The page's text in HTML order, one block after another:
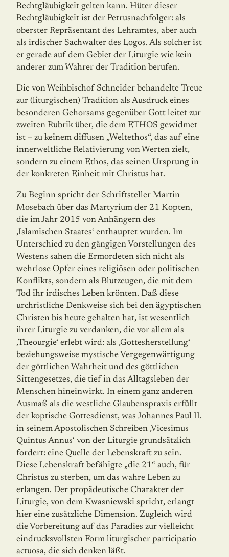
Rechtgläubigkeit gelten kann. Hüter dieser
Rechtgläubigkeit ist der Petrusnachfolger: als
oberster Repräsentant des Lehramtes, aber auch
als irdischer Sachwalter des Logos. Als solcher ist
er gerade auf dem Gebiet der Liturgie wie kein
anderer zum Wahrer der Tradition berufen.
Die von Weihbischof Schneider behandelte Treue
zur (liturgischen) Tradition als Ausdruck eines
besonderen Gehorsams gegenüber Gott leitet zur
zweiten Rubrik über, die dem ETHOS gewidmet
ist – zu keinem diffusen „Weltethos“, das auf eine
innerweltliche Relativierung von Werten zielt,
sondern zu einem Ethos, das seinen Ursprung in
der konkreten Einheit mit Christus hat.
Zu Beginn spricht der Schriftsteller Martin
Mosebach über das Martyrium der 21 Kopten,
die im Jahr 2015 von Anhängern des
‚Islamischen Staates‘ enthauptet wurden. Im
Unterschied zu den gängigen Vorstellungen des
Westens sahen die Ermordeten sich nicht als
wehrlose Opfer eines religiösen oder politischen
Konflikts, sondern als Blutzeugen, die mit dem
Tod ihr irdisches Leben krönten. Daß diese
urchristliche Denkweise sich bei den ägyptischen
Christen bis heute gehalten hat, ist wesentlich
ihrer Liturgie zu verdanken, die vor allem als
‚Theourgie‘ erlebt wird: als ‚Gottesherstellung‘
beziehungsweise mystische Vergegenwärtigung
der göttlichen Wahrheit und des göttlichen
Sittengesetzes, die tief in das Alltagsleben der
Menschen hineinwirkt. In einem ganz anderen
Ausmaß als die westliche Glaubenspraxis erfüllt
der koptische Gottesdienst, was Johannes Paul II.
in seinem Apostolischen Schreiben ‚Vicesimus
Quintus Annus‘ von der Liturgie grundsätzlich
fordert: eine Quelle der Lebenskraft zu sein.
Diese Lebenskraft befähigte „die 21“ auch, für
Christus zu sterben, um das wahre Leben zu
erlangen. Der propädeutische Charakter der
Liturgie, von dem Kwasniewski spricht, erlangt
hier eine zusätzliche Dimension. Zugleich wird
die Vorbereitung auf das Paradies zur vielleicht
eindrucksvollsten Form liturgischer participatio
actuosa, die sich denken läßt.